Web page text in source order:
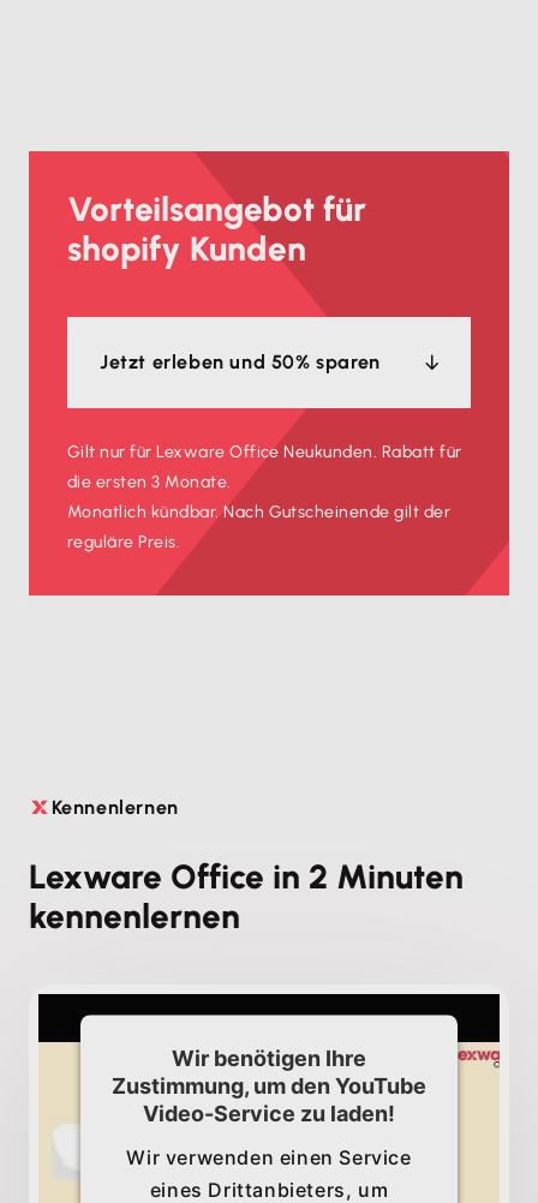
Vorteilsangebot für
shopify Kunden
Jetzt erleben und 50% sparen
Gilt nur für Lexware Office Neukunden. Rabatt für
die ersten 3 Monate.
Monatlich kündbar. Nach Gutscheinende gilt der
reguläre Preis.
 Kennenlernen
Lexware Office in 2 Minuten
kennenlernen
Wir benötigen Ihre
Zustimmung, um den YouTube
Video-Service zu laden!
Wir verwenden einen Service
eines Drittanbieters, um